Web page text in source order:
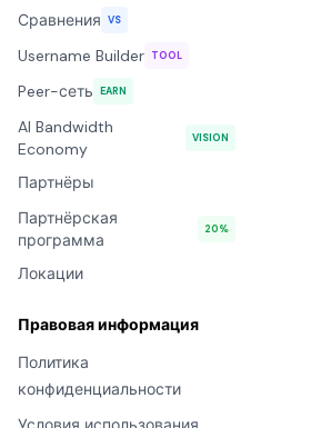
Сравнения VS
Username Builder TOOL
Peer-сеть EARN
AI Bandwidth
Economy
VISION
Партнёры
Партнёрская
программа
20%
Локации
Правовая информация
Политика
конфиденциальности